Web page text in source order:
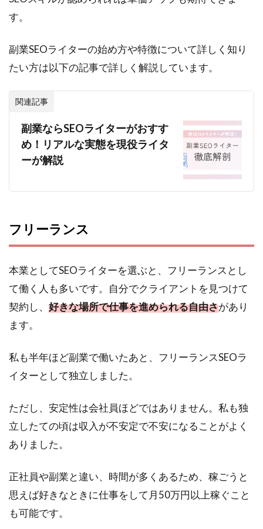
す。
副業SEOライターの始め方や特徴について詳しく知り
たい方は以下の記事で詳しく解説しています。
関連記事
副業ならSEOライターがおすす
め！リアルな実態を現役ライタ
ーが解説
フリーランス
本業としてSEOライターを選ぶと、フリーランスとし
て働く人も多いです。自分でクライアントを見つけて
契約し、 好きな場所で仕事を進められる自由さがあり
ます。
私も半年ほど副業で働いたあと、フリーランスSEOラ
イターとして独立しました。
ただし、安定性は会社員ほどではありません。私も独
立したての頃は収入が不安定で不安になることがよく
ありました。
正社員や副業と違い、時間が多くあるため、稼ごうと
思えば好きなときに仕事をして月50万円以上稼ぐこと
も可能です。